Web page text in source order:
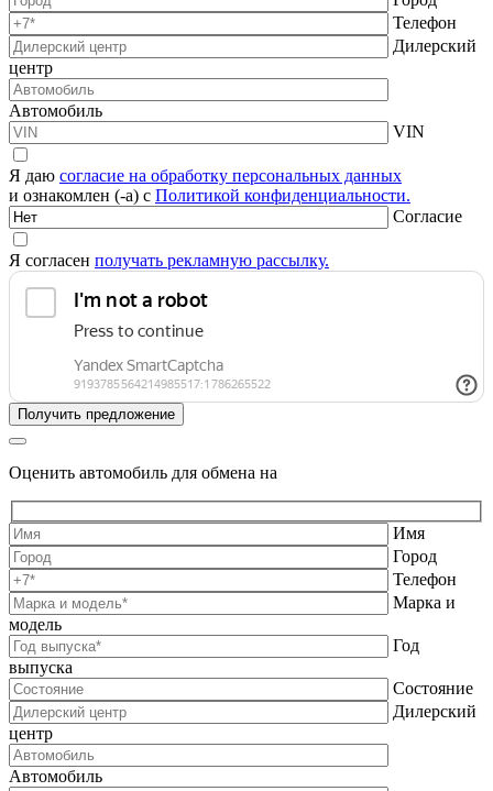
Телефон
Дилерский
центр
Автомобиль
VIN
Я даю согласие на обработку персональных данных
и ознакомлен (-а) с Политикой конфиденциальности.
Согласие
Я согласен получать рекламную рассылку.
Оценить автомобиль для обмена на
Имя
Город
Телефон
Марка и
модель
Год
выпуска
Состояние
Дилерский
центр
Автомобиль